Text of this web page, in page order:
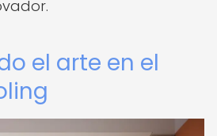
el arte en el